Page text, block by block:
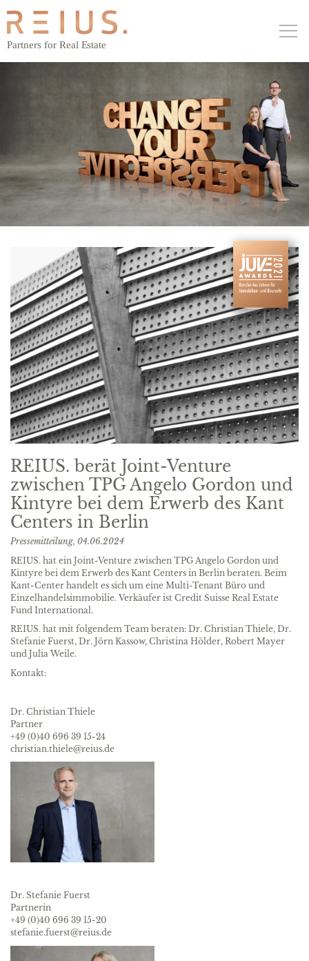
MAIN NAVIGATION
REIUS. berät Joint-Venture
zwischen TPG Angelo Gordon und
Kintyre bei dem Erwerb des Kant
Centers in Berlin
Pressemitteilung, 04.06.2024
REIUS. hat ein Joint-Venture zwischen TPG Angelo Gordon und
Kintyre bei dem Erwerb des Kant Centers in Berlin beraten. Beim
Kant-Center handelt es sich um eine Multi-Tenant Büro und
Einzelhandelsimmobilie. Verkäufer ist Credit Suisse Real Estate
Fund International.
REIUS. hat mit folgendem Team beraten: Dr. Christian Thiele, Dr.
Stefanie Fuerst, Dr. Jörn Kassow, Christina Hölder, Robert Mayer
und Julia Weile.
Kontakt:
Dr. Christian Thiele
Partner
+49 (0)40 696 39 15-24
christian.thiele@reius.de
Dr. Stefanie Fuerst
Partnerin
+49 (0)40 696 39 15-20
stefanie.fuerst@reius.de